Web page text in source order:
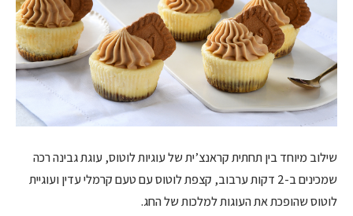
שילוב מיוחד בין תחתית קראנצ’ית של עוגיות לוטוס, עוגת גבינה רכה
שמכינים ב-2 דקות ערבוב, קצפת לוטוס עם טעם קרמלי עדין ועוגיית
לוטוס שהופכת את העוגות למלכות של החג.